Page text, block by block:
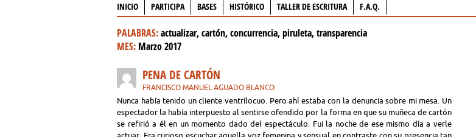
INICIO PARTICIPA BASES HISTÓRICO TALLER DE ESCRITURA F.A.Q.
PALABRAS:actualizar, cartón, concurrencia, piruleta, transparencia
MES: Marzo 2017
PENA DE CARTÓN
FRANCISCO MANUEL AGUADO BLANCO
Nunca había tenido un cliente ventrílocuo. Pero ahí estaba con la denuncia sobre mi mesa. Un
espectador la había interpuesto al sentirse ofendido por la forma en que su muñeca de cartón
se refirió a él en un momento dado del espectáculo. Fui la noche de ese mismo día a verle
actuar. Era curioso escuchar aquella voz femenina y sensual en contraste con su presencia tan